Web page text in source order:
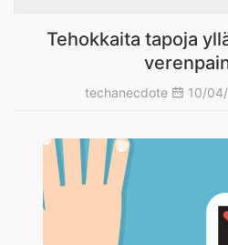
Tehokkaita tapoja
techanecdote 10/